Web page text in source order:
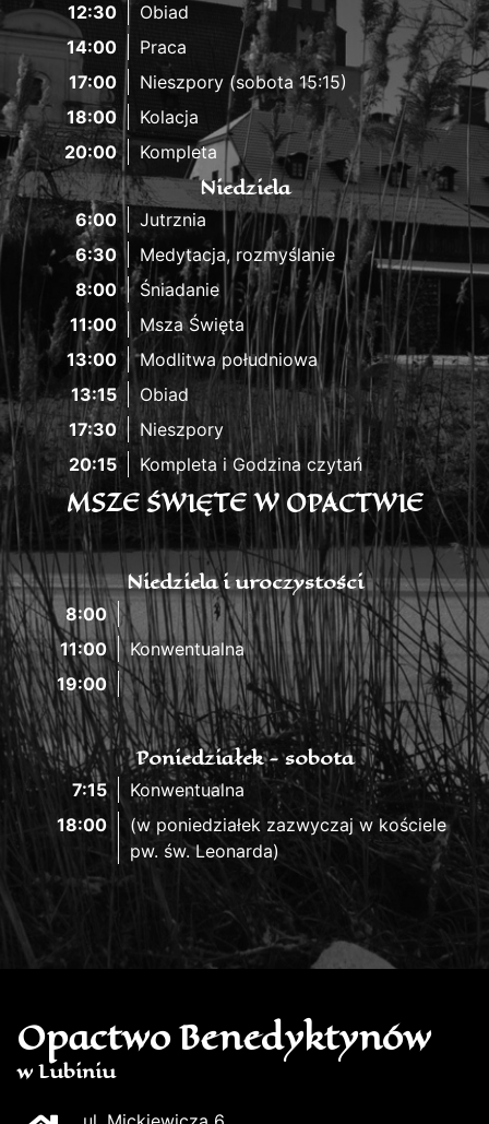
12:30
Obiad
14:00
Praca
17:00
Nieszpory (sobota 15:15)
18:00
Kolacja
20:00
Kompleta
Niedziela
6:00
Jutrznia
6:30
Medytacja, rozmyślanie
8:00
Śniadanie
11:00
Msza Święta
13:00
Modlitwa południowa
13:15
Obiad
17:30
Nieszpory
20:15
Kompleta i Godzina czytań
MSZE ŚWIĘTE W OPACTWIE
Niedziela i uroczystości
8:00
11:00
Konwentualna
19:00
Poniedziałek - sobota
7:15
Konwentualna
18:00
(w poniedziałek zazwyczaj w kościele
pw. św. Leonarda)
Opactwo Benedyktynów
w Lubiniu